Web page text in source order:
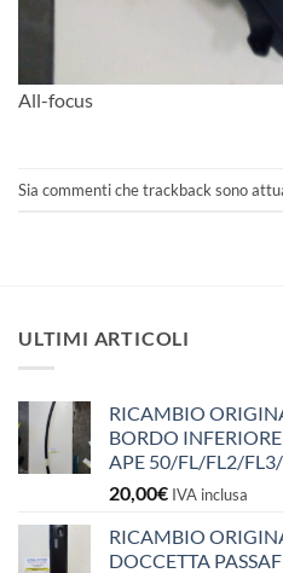
All-focus
Sia commenti che trackback sono
ULTIMI ARTICOLI
RICAMBIO
BORDO
APE 50/FL/FL2/
20,00€ IVA inclusa
RICAMBIO
DOCCETTA